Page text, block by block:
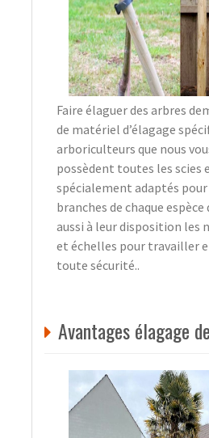
Faire élaguer des arbres
de matériel d’élagage
arboriculteurs que nous
possèdent toutes les scies
spécialement adaptés
branches de chaque espèce
aussi à leur disposition les
et échelles pour travailler
toute sécurité..
Avantages élagage